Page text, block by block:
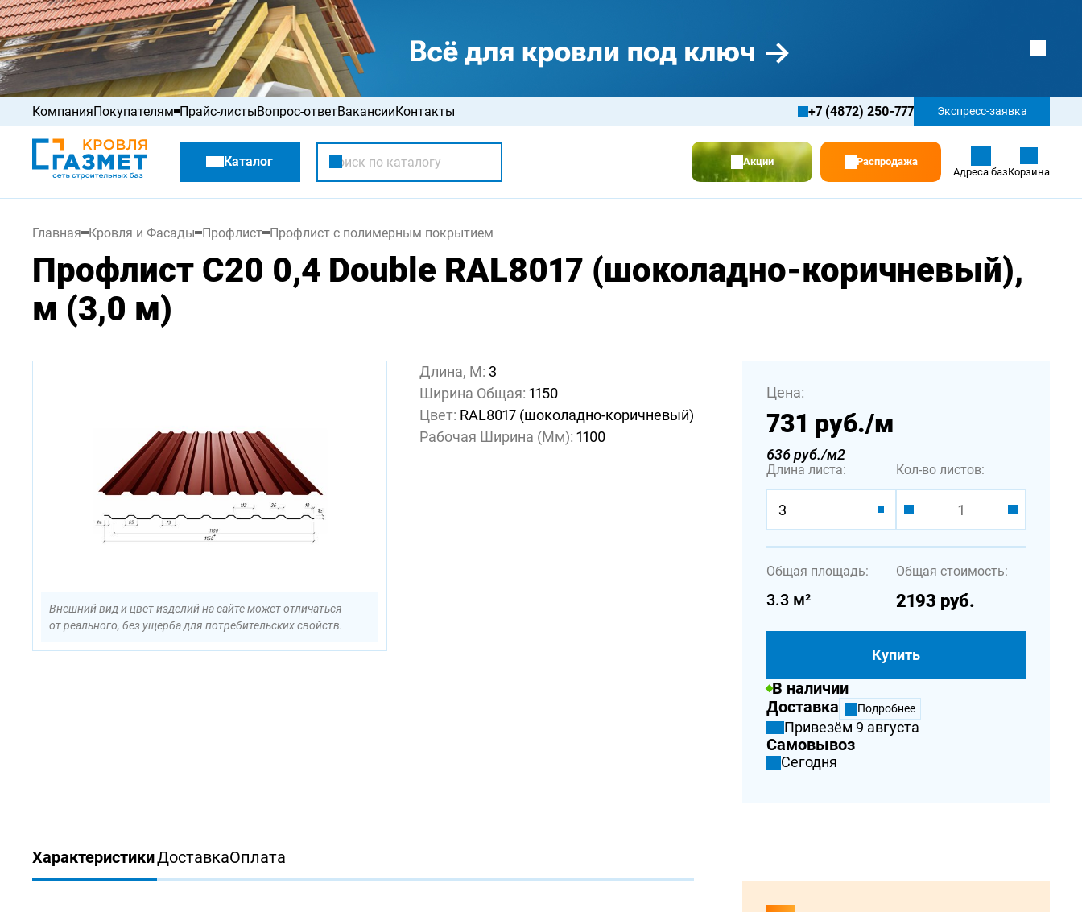
КомпанияПокупателям
Акции
Распродажа
Прайс-листыВопрос-ответВакансииКонтакты +7 (4872) 250-777 Экспресс-заявка
Каталог Акции
Распродажа
Адреса базКорзина
Главная Кровля и Фасады Профлист Профлист с полимерным покрытием
Профлист С20 0,4 Double RAL8017 (шоколадно-коричневый),
м (3,0 м)
Внешний вид и цвет изделий на сайте может отличаться
от реального, без ущерба для потребительских свойств.
Длина, М: 3
Ширина Общая: 1150
Цвет: RAL8017 (шоколадно-коричневый)
Рабочая Ширина (мм): 1100
Цена:
731 руб./м
636 руб./м2
Длина листа:
3
Кол-во листов:
Общая площадь:
3.3 м²
Общая стоимость:
2193 руб.
Купить
В наличии
Доставка
Подробнее
Привезём 9 августа
Самовывоз
Сегодня
ХарактеристикиДоставкаОплата